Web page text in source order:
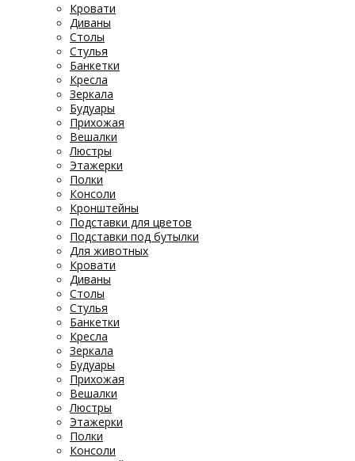
Кровати
Диваны
Столы
Стулья
Банкетки
Кресла
Зеркала
Будуары
Прихожая
Вешалки
Люстры
Этажерки
Полки
Консоли
Кронштейны
Подставки для цветов
Подставки под бутылки
Для животных
Кровати
Диваны
Столы
Стулья
Банкетки
Кресла
Зеркала
Будуары
Прихожая
Вешалки
Люстры
Этажерки
Полки
Консоли